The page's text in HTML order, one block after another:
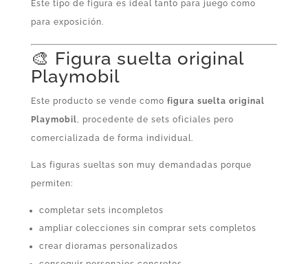
Este tipo de figura es ideal tanto para juego como
para exposición.
🎨 Figura suelta original
Playmobil
Este producto se vende como figura suelta original
Playmobil, procedente de sets oficiales pero
comercializada de forma individual.
Las figuras sueltas son muy demandadas porque
permiten:
completar sets incompletos
ampliar colecciones sin comprar sets completos
crear dioramas personalizados